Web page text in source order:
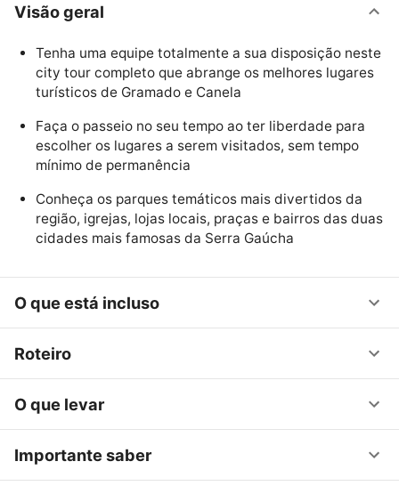
Visão geral
Tenha uma equipe totalmente a sua disposição neste
city tour completo que abrange os melhores lugares
turísticos de Gramado e Canela
Faça o passeio no seu tempo ao ter liberdade para
escolher os lugares a serem visitados, sem tempo
mínimo de permanência
Conheça os parques temáticos mais divertidos da
região, igrejas, lojas locais, praças e bairros das duas
cidades mais famosas da Serra Gaúcha
O que está incluso
Roteiro
O que levar
Importante saber